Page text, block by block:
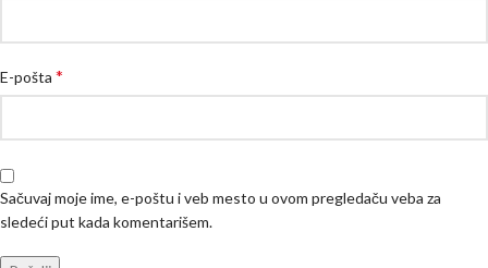
E-pošta *
Sačuvaj moje ime, e-poštu i veb mesto u ovom pregledaču veba za
sledeći put kada komentarišem.